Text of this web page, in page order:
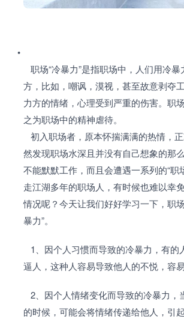
方，比如，嘲讽，漠视，甚至故意剥夺
力方的情绪，心理受到严重的伤害。职
之为职场中的精神虐待。
然发现职场水深且并没有自己想象的那
不能默默工作，而且会遭遇一系列的“职
走江湖多年的职场人，有时候也难以幸
情况呢？今天让我们好好学习一下，职
暴力”。
逼人，这种人容易导致他人的不悦，容易
的时候，可能会将情绪传递给他人，引